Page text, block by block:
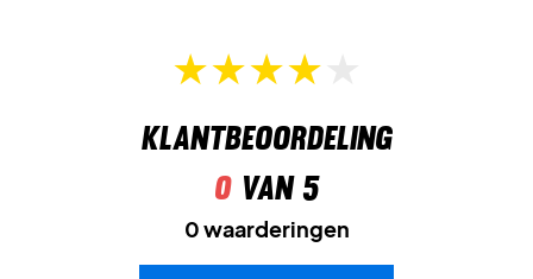
Klantbeoordeling
0van 5
0 waarderingen